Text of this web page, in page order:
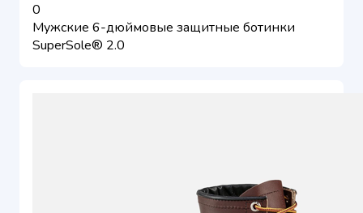
0
Мужские 6-дюймовые защитные ботинки
SuperSole® 2.0